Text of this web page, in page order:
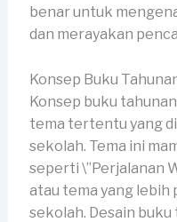
benar untuk
dan merayakan
Konsep Buku
Konsep buku
tema tertentu yang
sekolah. Tema ini
seperti \”Perjalanan
atau tema yang lebih
sekolah. Desain